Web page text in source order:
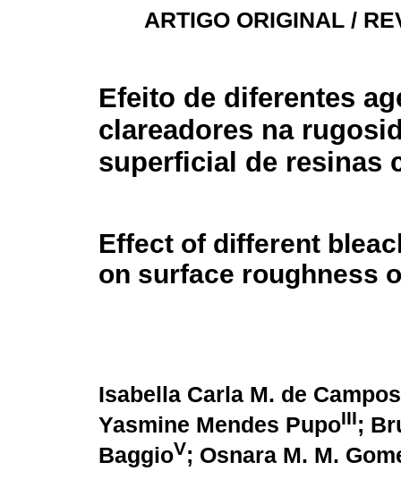
ARTIGO ORIGINAL /
Efeito de diferentes
clareadores na
superficial de resinas
Effect of different
on surface roughness
Isabella Carla M. de Campos
Yasmine Mendes PupoIII;
BaggioV; Osnara M. M.